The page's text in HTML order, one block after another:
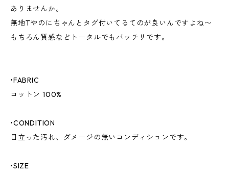
ありませんか。
無地Tやのにちゃんとタグ付いてるてのが良いんですよね〜
もちろん質感などトータルでもバッチリです。
•FABRIC
コットン 100%
•CONDITION
目立った汚れ、ダメージの無いコンディションです。
•SIZE